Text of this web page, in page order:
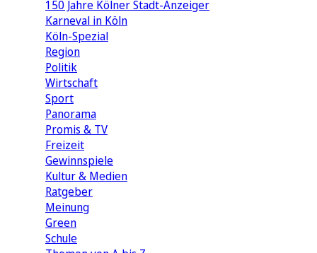
150 Jahre Kölner Stadt-Anzeiger
Karneval in Köln
Köln-Spezial
Region
Politik
Wirtschaft
Sport
Panorama
Promis & TV
Freizeit
Gewinnspiele
Kultur & Medien
Ratgeber
Meinung
Green
Schule